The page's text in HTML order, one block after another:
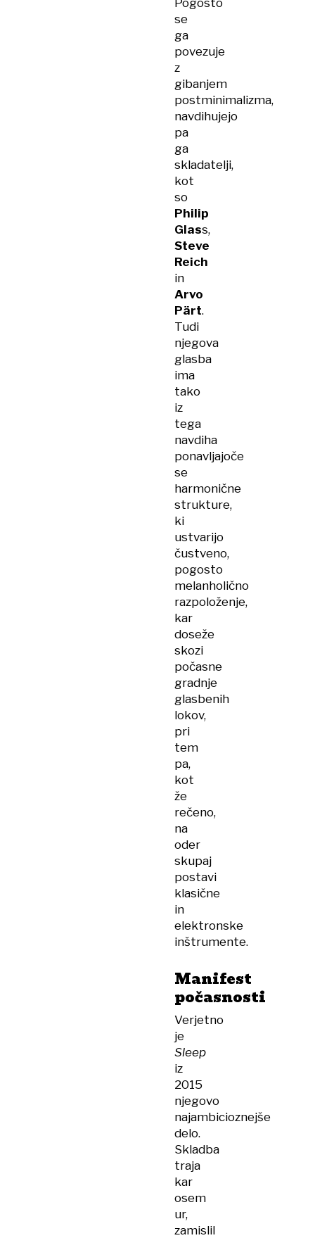
Pogosto
se
ga
povezuje
z
gibanjem
postminimalizma,
navdihujejo
pa
ga
skladatelji,
kot
so
Philip
Glass,
Steve
Reich
in
Arvo
Pärt.
Tudi
njegova
glasba
ima
tako
iz
tega
navdiha
ponavljajoče
se
harmonične
strukture,
ki
ustvarijo
čustveno,
pogosto
melanholično
razpoloženje,
kar
doseže
skozi
počasne
gradnje
glasbenih
lokov,
pri
tem
pa,
kot
že
rečeno,
na
oder
skupaj
postavi
klasične
in
elektronske
inštrumente.
Manifest
počasnosti
Verjetno
je
Sleep
iz
2015
njegovo
najambicioznejše
delo.
Skladba
traja
kar
osem
ur,
zamislil